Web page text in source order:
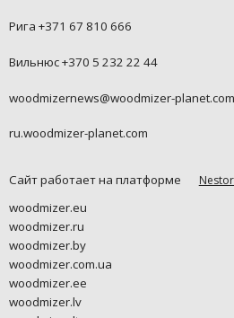
Рига +371 67 810 666
Вильнюс +370 5 232 22 44
woodmizernews@woodmizer-planet.com
ru.woodmizer-planet.com
Сайт работает на платформе
woodmizer.eu
woodmizer.ru
woodmizer.by
woodmizer.com.ua
woodmizer.ee
woodmizer.lv